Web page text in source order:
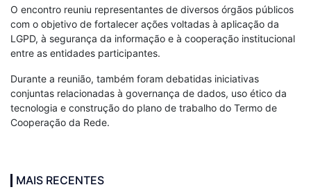
O encontro reuniu representantes de diversos órgãos públicos
com o objetivo de fortalecer ações voltadas à aplicação da
LGPD, à segurança da informação e à cooperação institucional
entre as entidades participantes.
Durante a reunião, também foram debatidas iniciativas
conjuntas relacionadas à governança de dados, uso ético da
tecnologia e construção do plano de trabalho do Termo de
Cooperação da Rede.
MAIS RECENTES